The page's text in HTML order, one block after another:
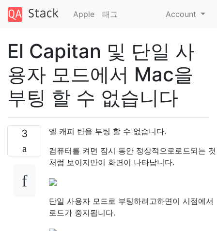
Apple 태그 Account
El Capitan 및 단일 사
용자 모드에서 Mac을
부팅 할 수 없습니다
3
엘 캐피 탄을 부팅 할 수 없습니다.
컴퓨터를 켜면 잠시 동안 정상적으로로드되는 것
처럼 보이지만이 화면이 나타납니다.
단일 사용자 모드로 부팅하려고하면이 시점에서
로드가 중지됩니다.